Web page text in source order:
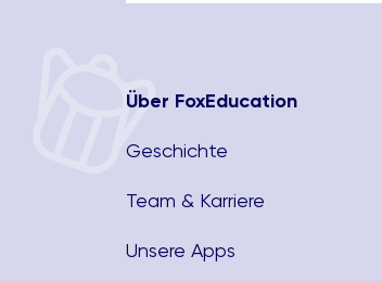
Über FoxEducation
Geschichte
Team & Karriere
Unsere Apps